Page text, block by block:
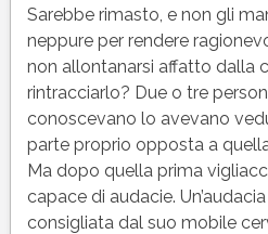
Sarebbe rimasto, e non gli
neppure per rendere
non allontanarsi affatto dalla
rintracciarlo? Due o tre
conoscevano lo avevano
parte proprio opposta a
Ma dopo quella prima
capace di audacie.
consigliata dal suo mobile